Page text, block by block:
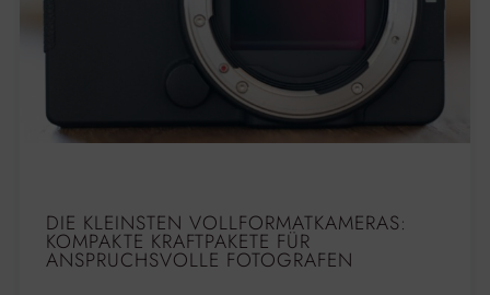
DIE KLEINSTEN VOLLFORMATKAMERAS:
KOMPAKTE KRAFTPAKETE FÜR
ANSPRUCHSVOLLE FOTOGRAFEN